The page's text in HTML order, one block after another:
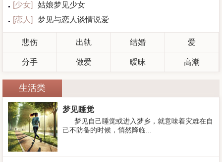
[少女]
姑娘梦见少女
[恋人 ] 梦见与恋人谈情说爱
悲伤 出轨 结婚 爱
分手 做爱 暧昧 高潮
生活类
梦见睡觉
梦见自己睡觉或进入梦乡，就意味着灾难在自
己不防备的时候，悄然降临...